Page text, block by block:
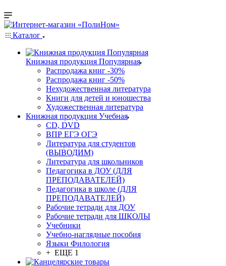
Каталог
Книжная продукция Популярная
Распродажа книг -30%
Распродажа книг -50%
Нехудожественная литература
Книги для детей и юношества
Художественная литература
Книжная продукция Учебная
CD, DVD
ВПР ЕГЭ ОГЭ
Литература для студентов
(ВЫВОДИМ)
Литература для школьников
Педагогика в ДОУ (ДЛЯ
ПРЕПОДАВАТЕЛЕЙ)
Педагогика в школе (ДЛЯ
ПРЕПОДАВАТЕЛЕЙ)
Рабочие тетради для ДОУ
Рабочие тетради для ШКОЛЫ
Учебники
Учебно-наглядные пособия
Языки Филология
+ ЕЩЕ 1